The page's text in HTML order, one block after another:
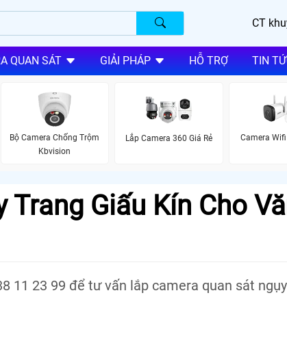
CT
QUAN SÁT GIẢI PHÁP HỖ TRỢ TIN
Bộ Camera Chống Trộm
Kbvision
Lắp Camera 360 Giá Rẻ Camera
Trang Giấu Kín Cho
11 23 99 để tư vấn lắp camera quan sát ngụy